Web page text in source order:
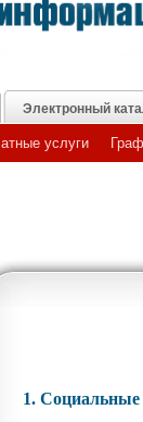
услуги
Электронный
1. Социальные